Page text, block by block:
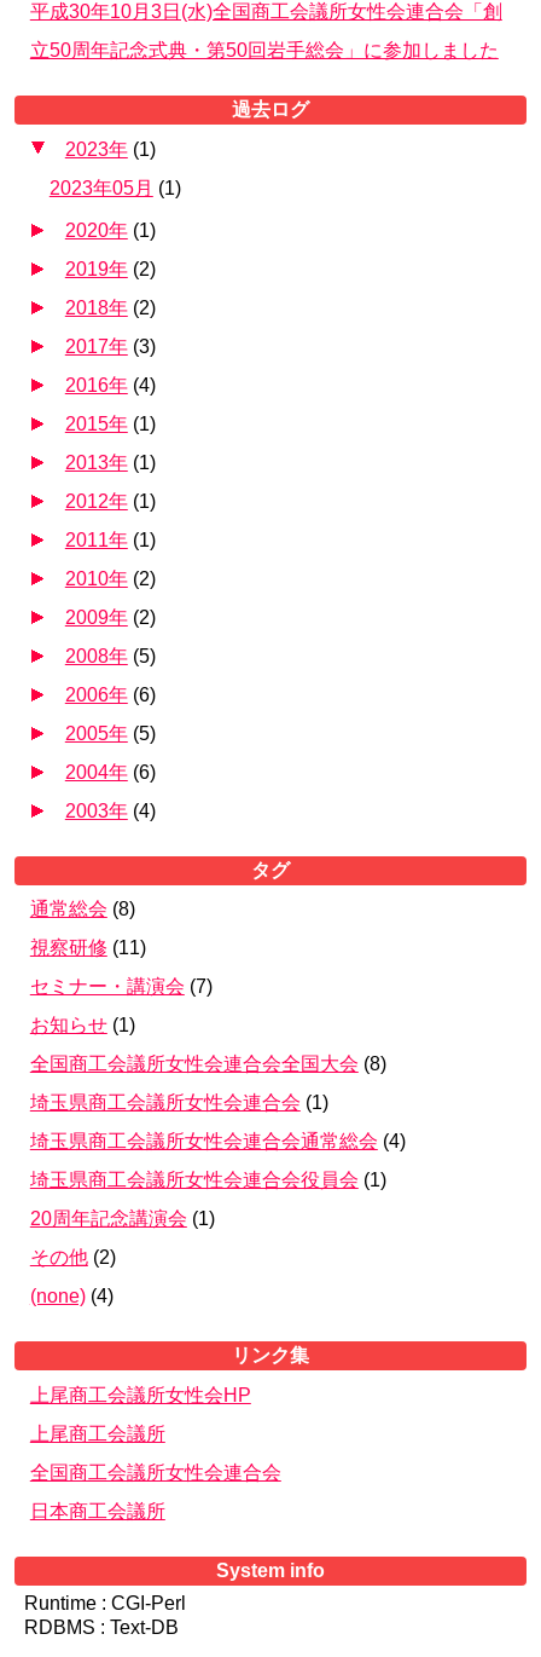
平成30年10月3日(水)全国商工会議所女性会連合会「創
立50周年記念式典・第50回岩手総会」に参加しました
過去ログ
2023年 (1)
2023年05月 (1)
2020年 (1)
2019年 (2)
2018年 (2)
2017年 (3)
2016年 (4)
2015年 (1)
2013年 (1)
2012年 (1)
2011年 (1)
2010年 (2)
2009年 (2)
2008年 (5)
2006年 (6)
2005年 (5)
2004年 (6)
2003年 (4)
タグ
通常総会 (8)
視察研修 (11)
セミナー・講演会 (7)
お知らせ (1)
全国商工会議所女性会連合会全国大会 (8)
埼玉県商工会議所女性会連合会 (1)
埼玉県商工会議所女性会連合会通常総会 (4)
埼玉県商工会議所女性会連合会役員会 (1)
20周年記念講演会 (1)
その他 (2)
(none) (4)
リンク集
上尾商工会議所女性会HP
上尾商工会議所
全国商工会議所女性会連合会
日本商工会議所
System info
Runtime : CGI-Perl
RDBMS : Text-DB